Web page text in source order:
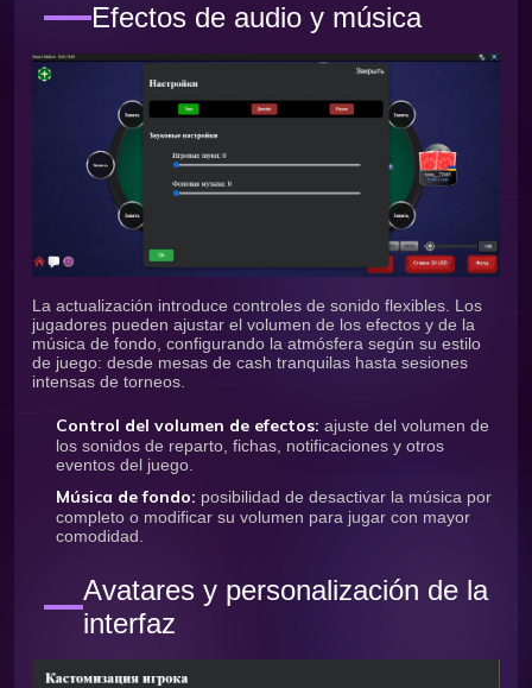
Efectos de audio y música
La actualización introduce controles de sonido flexibles. Los
jugadores pueden ajustar el volumen de los efectos y de la
música de fondo, configurando la atmósfera según su estilo
de juego: desde mesas de cash tranquilas hasta sesiones
intensas de torneos.
Control del volumen de efectos: ajuste del volumen de
los sonidos de reparto, fichas, notificaciones y otros
eventos del juego.
Música de fondo: posibilidad de desactivar la música por
completo o modificar su volumen para jugar con mayor
comodidad.
Avatares y personalización de la
interfaz